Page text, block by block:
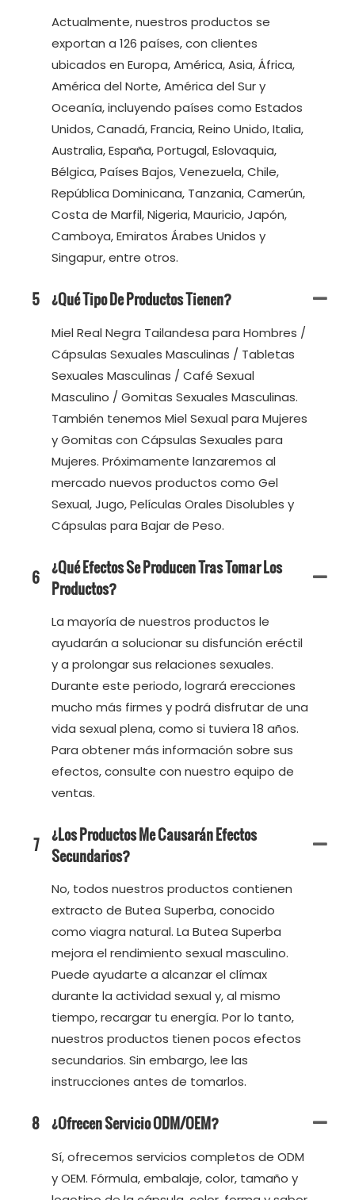
Actualmente, nuestros productos se
exportan a 126 países, con clientes
ubicados en Europa, América, Asia, África,
América del Norte, América del Sur y
Oceanía, incluyendo países como Estados
Unidos, Canadá, Francia, Reino Unido, Italia,
Australia, España, Portugal, Eslovaquia,
Bélgica, Países Bajos, Venezuela, Chile,
República Dominicana, Tanzania, Camerún,
Costa de Marfil, Nigeria, Mauricio, Japón,
Camboya, Emiratos Árabes Unidos y
Singapur, entre otros.
5 ¿Qué Tipo De Productos Tienen?
Miel Real Negra Tailandesa para Hombres /
Cápsulas Sexuales Masculinas / Tabletas
Sexuales Masculinas / Café Sexual
Masculino / Gomitas Sexuales Masculinas.
También tenemos Miel Sexual para Mujeres
y Gomitas con Cápsulas Sexuales para
Mujeres. Próximamente lanzaremos al
mercado nuevos productos como Gel
Sexual, Jugo, Películas Orales Disolubles y
Cápsulas para Bajar de Peso.
6 ¿Qué Efectos Se Producen Tras Tomar Los
Productos?
La mayoría de nuestros productos le
ayudarán a solucionar su disfunción eréctil
y a prolongar sus relaciones sexuales.
Durante este periodo, logrará erecciones
mucho más firmes y podrá disfrutar de una
vida sexual plena, como si tuviera 18 años.
Para obtener más información sobre sus
efectos, consulte con nuestro equipo de
ventas.
7
¿Los Productos Me Causarán Efectos
Secundarios?
No, todos nuestros productos contienen
extracto de Butea Superba, conocido
como viagra natural. La Butea Superba
mejora el rendimiento sexual masculino.
Puede ayudarte a alcanzar el clímax
durante la actividad sexual y, al mismo
tiempo, recargar tu energía. Por lo tanto,
nuestros productos tienen pocos efectos
secundarios. Sin embargo, lee las
instrucciones antes de tomarlos.
8 ¿Ofrecen Servicio ODM/OEM?
Sí, ofrecemos servicios completos de ODM
y OEM. Fórmula, embalaje, color, tamaño y